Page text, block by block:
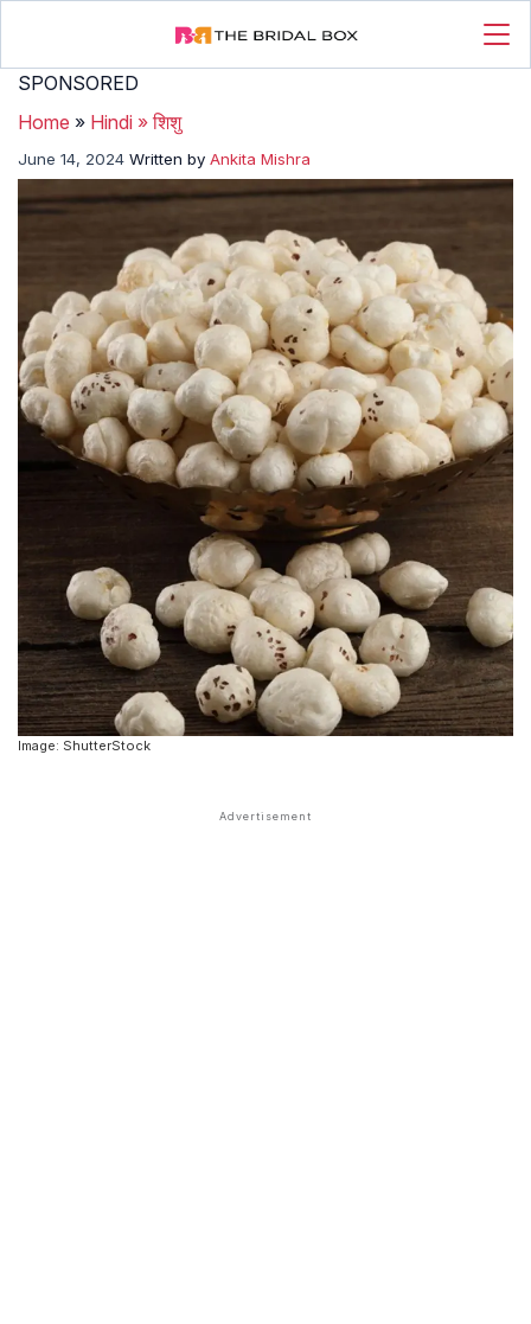
SPONSORED
Home » Hindi »शिशु
June 14, 2024 Written by Ankita Mishra
Image: ShutterStock